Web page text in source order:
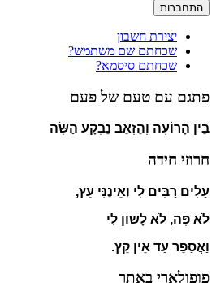
התחברות
יצירת חשבון
שכחתם שם משתמש?
שכחתם סיסמא?
פתגם עם טעם של פעם
בֵּין הָרוֹעֶה וְהֵזְאֵב נֵבְקָע הַשֶּׂה
חרוזי חידה
עָלִים רַבִּים לִי וְאֵינֶנִּי עֵץ,
לֹא פֶּה, לֹא לָשוֹן לִי
וַאֲסַפֵר עַד אֵין קֵץ.
פופולארי באתר